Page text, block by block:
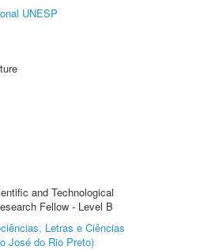
UNESP
and Technological
Fellow - Level B
Letras e Ciências
José do Rio Preto)